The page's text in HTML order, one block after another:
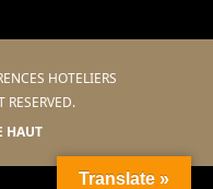
HOTELIERS
HAUT
Translate »